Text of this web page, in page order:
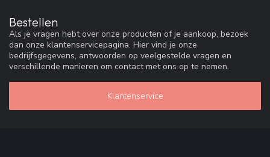
Bestellen
Als je vragen hebt over onze producten of je aankoop, bezoek
dan onze klantenservicepagina. Hier vind je onze
bedrijfsgegevens, antwoorden op veelgestelde vragen en
verschillende manieren om contact met ons op te nemen.
Klantenservice